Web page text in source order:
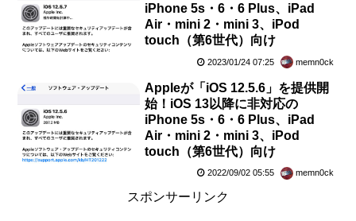
iPhone 5s・6・6 Plus、iPad
Air・mini 2・mini 3、iPod
touch（第6世代）向け
2023/01/24 07:25 memn0ck
Appleが「iOS 12.5.6」を提供開
始！iOS 13以降に非対応の
iPhone 5s・6・6 Plus、iPad
Air・mini 2・mini 3、iPod
touch（第6世代）向け
2022/09/02 05:55 memn0ck
スポンサーリンク